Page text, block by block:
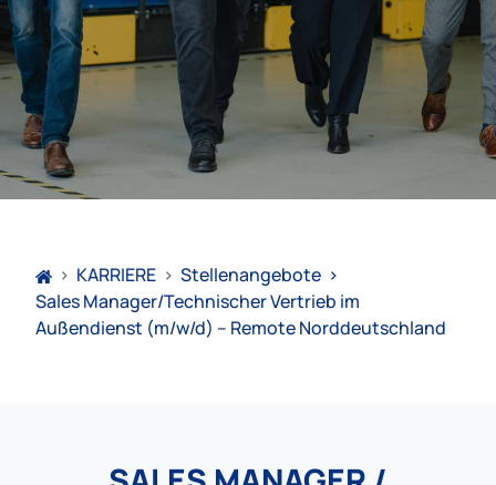
> KARRIERE > Stellenangebote >
Sales Manager/Technischer Vertrieb im
Außendienst (m/w/d) – Remote Norddeutschland